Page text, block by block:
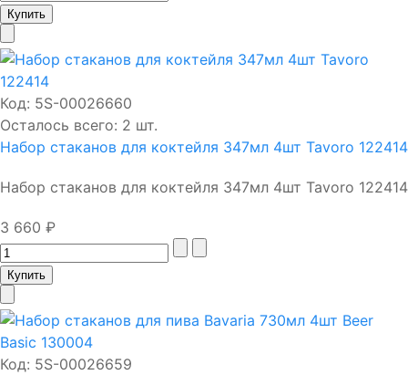
Код: 5S-00026660
Осталось всего: 2 шт.
Набор стаканов для коктейля 347мл 4шт Tavoro 122414
Набор стаканов для коктейля 347мл 4шт Tavoro 122414
3 660 ₽
Код: 5S-00026659